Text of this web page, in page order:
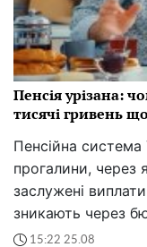
Пенсія урізана:
тисячі гривень
Пенсійна
прогалини, через
заслужені
зникають через
15:22 25.08